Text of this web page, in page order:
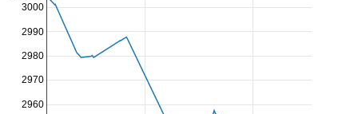
2960
2970
2980
2990
3000